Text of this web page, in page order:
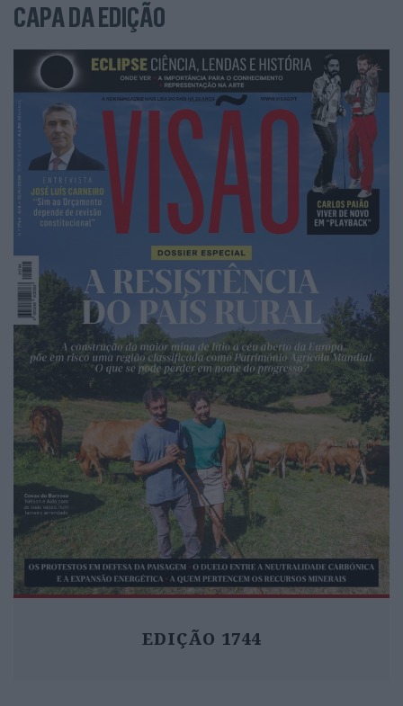
CAPA DA EDIÇÃO
EDIÇÃO 1744